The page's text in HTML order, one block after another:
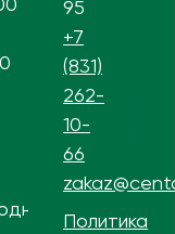
95
+7
(831)
262-
10-
66
Политика